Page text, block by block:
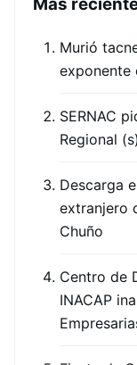
Mas
Murió
exponente
SERNAC
Regional
Descarga
extranjero
Chuño
Centro de
INACAP